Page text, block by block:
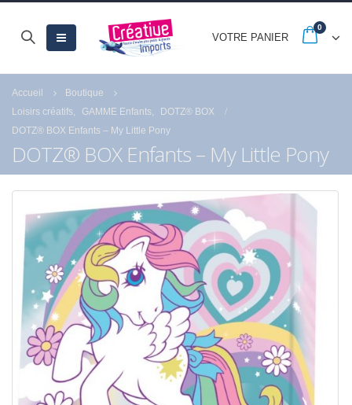
VOTRE PANIER
0
Accueil
Boutique
Loisirs créatifs
GAMME Enfants
DOTZ® BOX
DOTZ® BOX Enfants – My Little Pony
DOTZ® BOX Enfants – My Little Pony